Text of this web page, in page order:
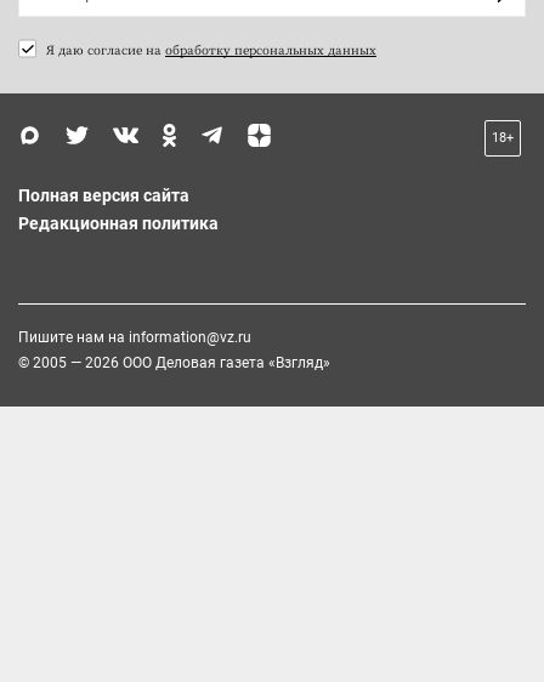
Я даю согласие на обработку персональных данных
18+
Полная версия сайта
Редакционная политика
Пишите нам на information@vz.ru
© 2005 — 2026 ООО Деловая газета «Взгляд»